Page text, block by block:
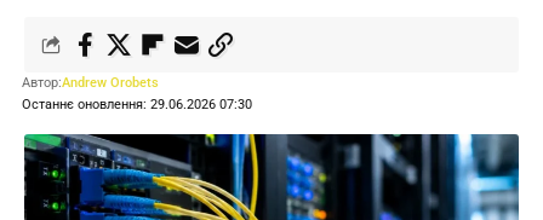
Останнє оновлення: 29.06.2026 07:30
Автор:Andrew Orobets